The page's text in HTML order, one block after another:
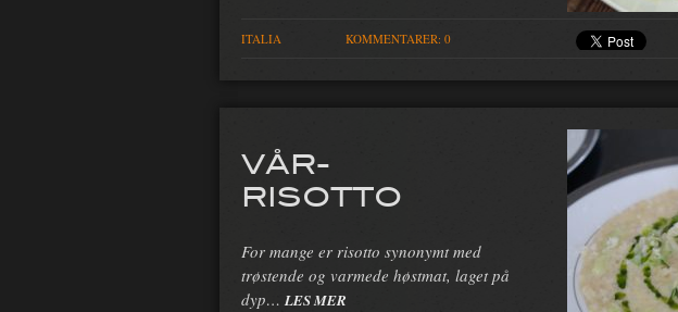
ITALIA KOMMENTARER: 0
VÅR-
RISOTTO
For mange er risotto synonymt med
trøstende og varmede høstmat, laget på
dyp… LES MER